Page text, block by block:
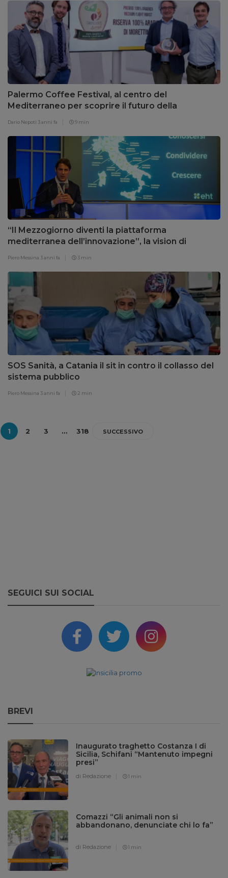
Palermo Coffee Festival, al centro del
Mediterraneo per scoprire il futuro della
Dario Nepoti 3 anni fa 9 min
“Il Mezzogiorno diventi la piattaforma
mediterranea dell’innovazione”, la vision di
Piero Messina 3 anni fa 3 min
SOS Sanità, a Catania il sit in contro il collasso del
sistema pubblico
Piero Messina 3 anni fa 2 min
1 2 3 … 318 SUCCESSIVO
SEGUICI SUI SOCIAL
BREVI
Inaugurato traghetto Costanza I di
Sicilia, Schifani “Mantenuto impegni
presi”
di Redazione 1 min
Comazzi “Gli animali non si
abbandonano, denunciate chi lo fa”
di Redazione 1 min